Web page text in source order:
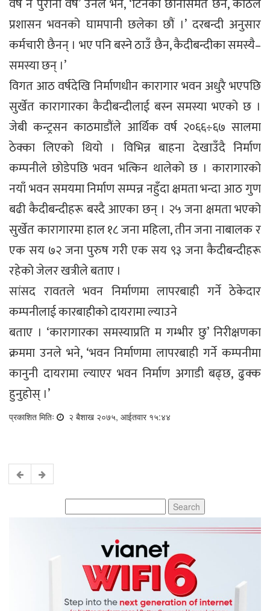
वर्ष न पुराना वर्ष’ उनले भने, ‘टिनको छानासमेत छैन, काठले
प्रशासन भवनको घामपानी छलेका छौं ।’ दरबन्दी अनुसार
कर्मचारी छैनन् । भए पनि बस्ने ठाउँ छैन, कैदीबन्दीका समस्यै–
समस्या छन् ।’
विगत आठ वर्षदेखि निर्माणधीन कारागार भवन अधुरै भएपछि
सुर्खेत कारागारका कैदीबन्दीलाई बस्न समस्या भएको छ ।
जेबी कन्ट्रसन काठमाडौंले आर्थिक वर्ष २०६६÷६७ सालमा
ठेक्का लिएको थियो । विभिन्न बाहना देखाउँदै निर्माण
कम्पनीले छोडेपछि भवन भत्किन थालेको छ । कारागारको
नयाँ भवन समयमा निर्माण सम्पन्न नहुँदा क्षमता भन्दा आठ गुण
बढी कैदीबन्दीहरू बस्दै आएका छन् । २५ जना क्षमता भएको
सुर्खेत कारागारमा हाल १८ जना महिला, तीन जना नाबालक र
एक सय ७२ जना पुरुष गरी एक सय ९३ जना कैदीबन्दीहरू
रहेको जेलर खत्रीले बताए ।
सांसद रावतले भवन निर्माणमा लापरबाही गर्ने ठेकेदार
कम्पनीलाई कारबाहीको दायरामा ल्याउने
बताए । ‘कारागारका समस्याप्रति म गम्भीर छु’ निरीक्षणका
क्रममा उनले भने, ‘भवन निर्माणमा लापरबाही गर्ने कम्पनीमा
कानुनी दायरामा ल्याएर भवन निर्माण अगाडी बढ्छ, ढुक्क
हुनुहोस् ।’
प्रकाशित मितिः २ बैशाख २०७५, आईतवार १५:४४
for: